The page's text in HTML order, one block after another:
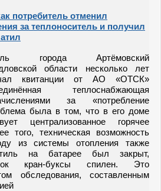
потребитель отменил
за теплоноситель и получил
города Артёмовский
области несколько лет
квитанции от АО «ОТСК»
теплоснабжающая
за «потребление
была в том, что в его доме
централизованное горячее
того, техническая возможность
из системы отопления также
на батарее был закрыт,
кран-буксы спилен. Это
обследования, составленным